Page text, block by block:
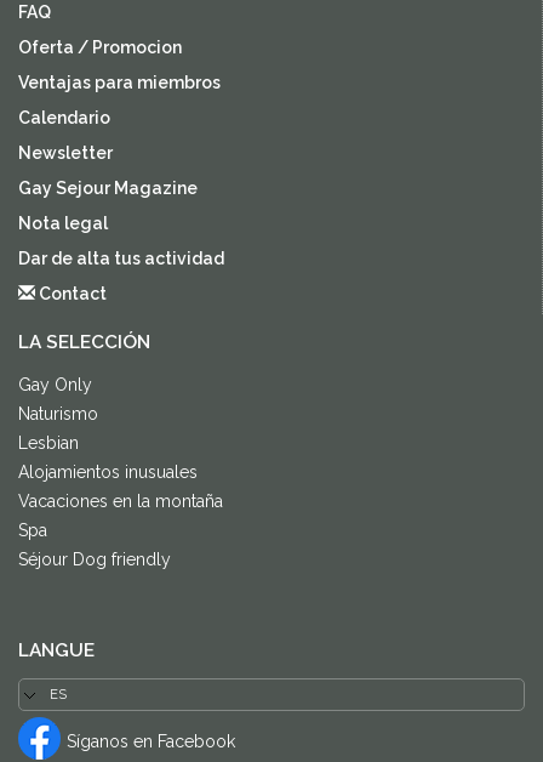
FAQ
Oferta / Promocion
Ventajas para miembros
Calendario
Newsletter
Gay Sejour Magazine
Nota legal
Dar de alta tus actividad
Contact
LA SELECCIÓN
Gay Only
Naturismo
Lesbian
Alojamientos inusuales
Vacaciones en la montaña
Spa
Séjour Dog friendly
LANGUE
Síganos en Facebook